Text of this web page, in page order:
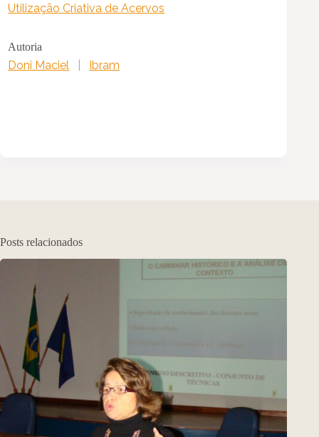
Utilização Criativa de Acervos
Autoria
Doni Maciel Ibram
Posts relacionados